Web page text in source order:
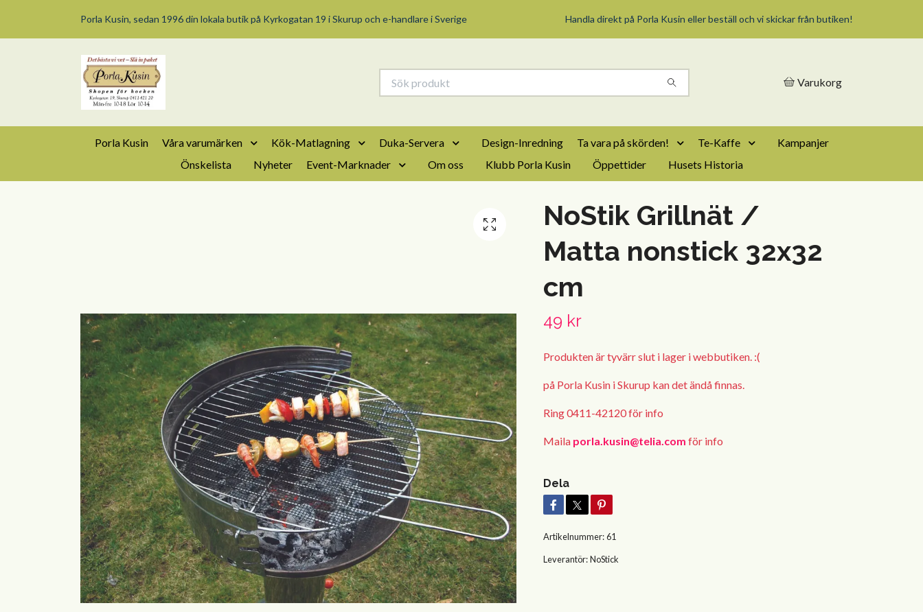
Porla Kusin, sedan 1996 din lokala butik på Kyrkogatan 19 i Skurup och e-handlare i Sverige Handla direkt på Porla Kusin eller beställ och vi skickar från butiken!
Varukorg
Porla Kusin Våra varumärken Kök-Matlagning Duka-Servera Design-Inredning Ta vara på skörden! Te-Kaffe
Kampanjer
Önskelista
Nyheter Event-Marknader Om oss Klubb Porla Kusin Öppettider Husets Historia
NoStik Grillnät /
Matta nonstick 32x32
cm
49 kr
Produkten är tyvärr slut i lager i webbutiken. :(
på Porla Kusin i Skurup kan det ändå finnas.
Ring 0411-42120 för info
Maila porla.kusin@telia.com för info
Dela
Artikelnummer:61
Leverantör:NoStick